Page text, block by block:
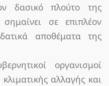
δασικό πλούτο της
σε επιπλέον
αποθέματα της
οργανισμοί
αλλαγής και